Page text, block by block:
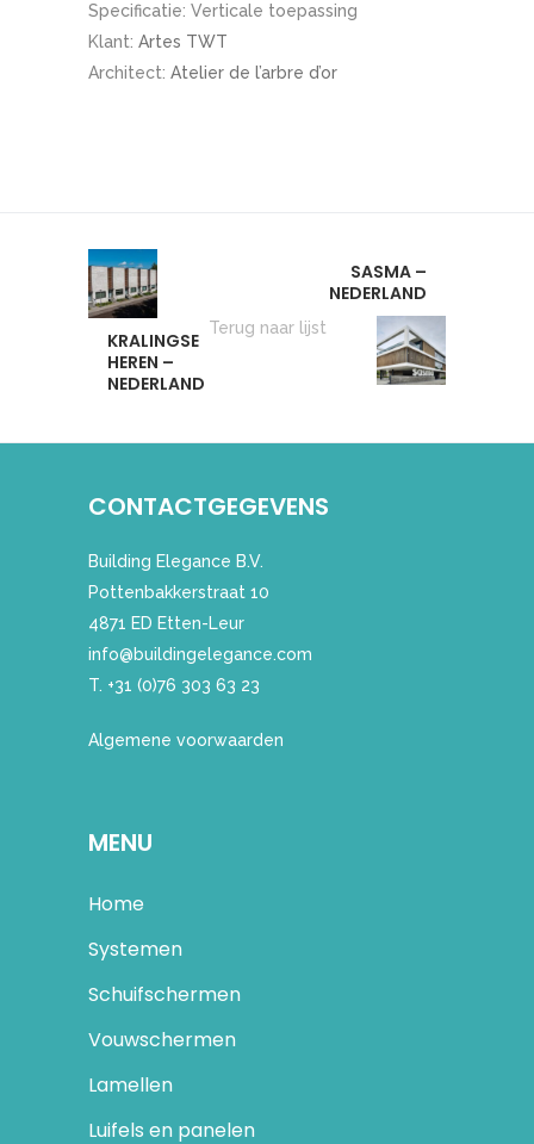
Specificatie: Verticale toepassing
Klant: Artes TWT
Architect: Atelier de l’arbre d’or
KRALINGSE
HEREN –
NEDERLAND
Terug naar lijst
SASMA –
NEDERLAND
CONTACTGEGEVENS
Building Elegance B.V.
Pottenbakkerstraat 10
4871 ED Etten-Leur
info@buildingelegance.com
T. +31 (0)76 303 63 23
Algemene voorwaarden
MENU
Home
Systemen
Schuifschermen
Vouwschermen
Lamellen
Luifels en panelen